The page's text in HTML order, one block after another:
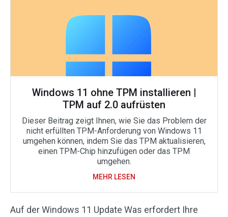
Windows 11 ohne TPM installieren |
TPM auf 2.0 aufrüsten
Dieser Beitrag zeigt Ihnen, wie Sie das Problem der
nicht erfüllten TPM-Anforderung von Windows 11
umgehen können, indem Sie das TPM aktualisieren,
einen TPM-Chip hinzufügen oder das TPM
umgehen.
MEHR LESEN
Auf der Windows 11 Update Was erfordert Ihre